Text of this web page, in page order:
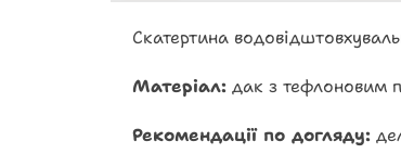
Скатертина
Матеріал: дак з тефлоновим
Рекомендації по догляду: